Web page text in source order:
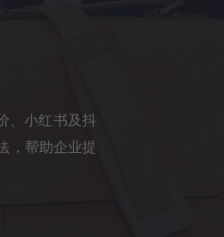
、小红书及抖
，帮助企业提